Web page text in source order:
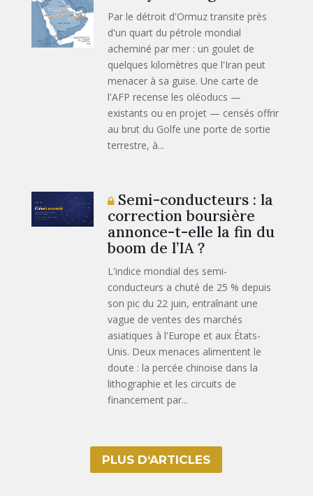
Par le détroit d'Ormuz transite près
d'un quart du pétrole mondial
acheminé par mer : un goulet de
quelques kilomètres que l'Iran peut
menacer à sa guise. Une carte de
l'AFP recense les oléoducs —
existants ou en projet — censés offrir
au brut du Golfe une porte de sortie
terrestre, à...
Semi-conducteurs : la
correction boursière
annonce-t-elle la fin du
boom de l’IA ?
L'indice mondial des semi-
conducteurs a chuté de 25 % depuis
son pic du 22 juin, entraînant une
vague de ventes des marchés
asiatiques à l'Europe et aux États-
Unis. Deux menaces alimentent le
doute : la percée chinoise dans la
lithographie et les circuits de
financement par...
PLUS D‘ARTICLES